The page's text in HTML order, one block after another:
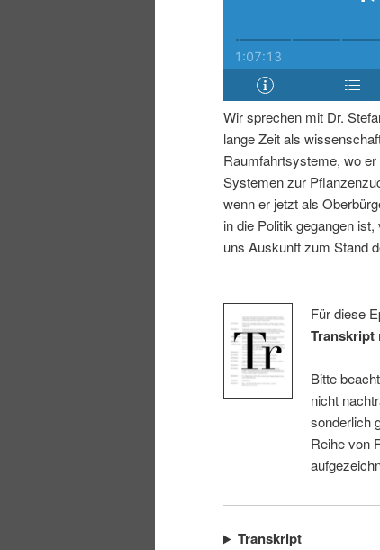
s
r
i
n
g
e
n
l
s
p
r
i
n
g
e
Wir sprechen mit Dr.
lange Zeit als
Raumfahrtsysteme, wo
Systemen zur
wenn er jetzt als
in die Politik gegangen
uns Auskunft zum Stand
Für diese
Transkript
Bitte
nicht
sonderlich
Reihe von
Transkript